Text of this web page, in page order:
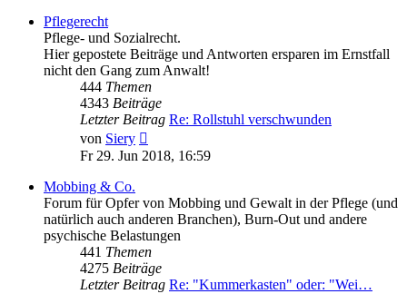
Pflegerecht
Pflege- und Sozialrecht.
Hier gepostete Beiträge und Antworten ersparen im Ernstfall
nicht den Gang zum Anwalt!
444 Themen
4343 Beiträge
Letzter Beitrag Re: Rollstuhl verschwunden
von Siery
Beitrag
Fr 29. Jun 2018, 16:59
Mobbing & Co.
Forum für Opfer von Mobbing und Gewalt in der Pflege (und
natürlich auch anderen Branchen), Burn-Out und andere
psychische Belastungen
441 Themen
4275 Beiträge
Letzter Beitrag Re: "Kummerkasten" oder: "Wei…